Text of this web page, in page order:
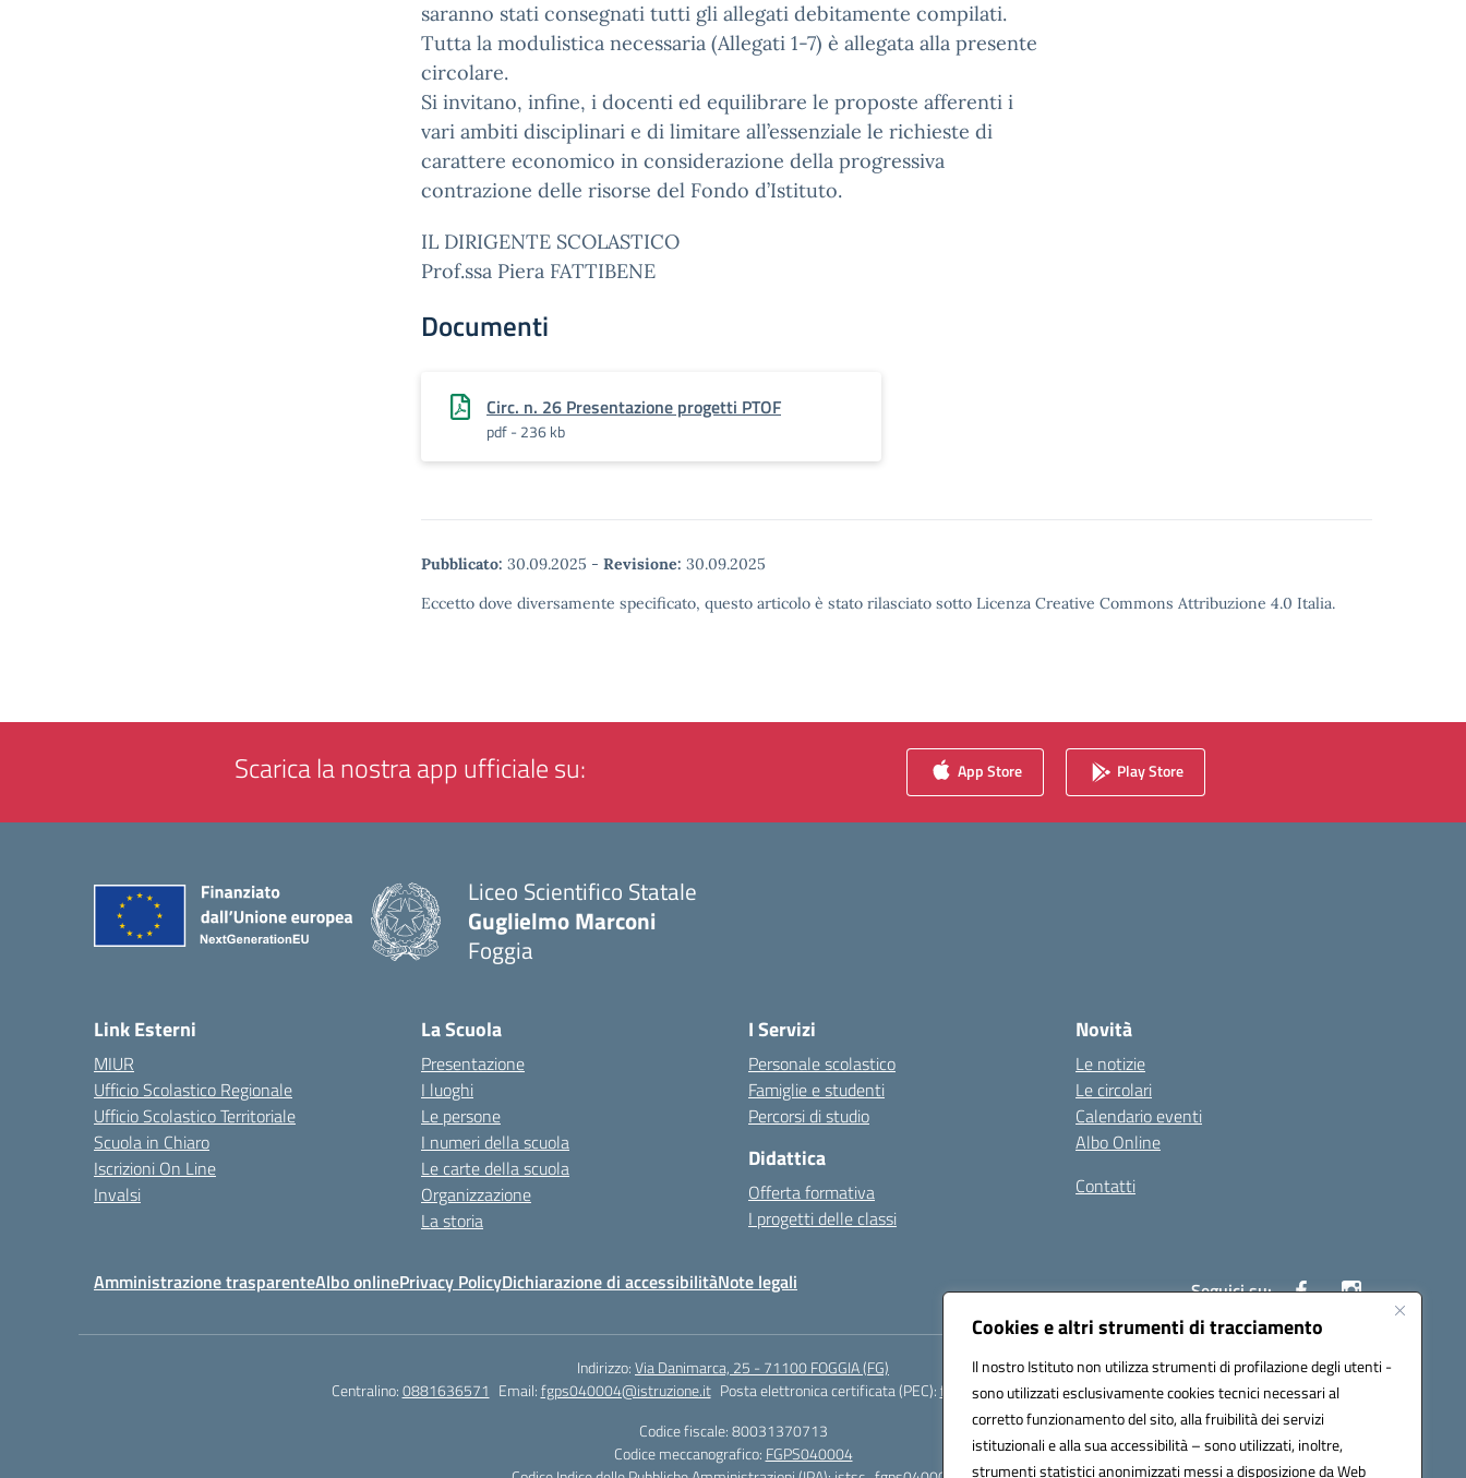
Cookies e altri strumenti di tracciamento
Il nostro Istituto non utilizza strumenti di profilazione degli utenti -
sono utilizzati esclusivamente cookies tecnici necessari al
corretto funzionamento del sito, alla fruibilità dei servizi
istituzionali e alla sua accessibilità – sono utilizzati, inoltre,
strumenti statistici anonimizzati messi a disposizione da Web
saranno stati consegnati tutti gli allegati debitamente compilati.
Tutta la modulistica necessaria (Allegati 1-7) è allegata alla presente
circolare.
Si invitano, infine, i docenti ed equilibrare le proposte afferenti i
vari ambiti disciplinari e di limitare all’essenziale le richieste di
carattere economico in considerazione della progressiva
contrazione delle risorse del Fondo d’Istituto.
IL DIRIGENTE SCOLASTICO
Prof.ssa Piera FATTIBENE
Documenti
Circ. n. 26 Presentazione progetti PTOF
pdf - 236 kb
Pubblicato: 30.09.2025 - Revisione: 30.09.2025
Eccetto dove diversamente specificato, questo articolo è stato rilasciato sotto Licenza Creative Commons Attribuzione 4.0 Italia.
Scarica la nostra app ufficiale su: App Store Play Store
Liceo Scientifico Statale
Guglielmo Marconi
Foggia
Link Esterni
MIUR
Ufficio Scolastico Regionale
Ufficio Scolastico Territoriale
Scuola in Chiaro
Iscrizioni On Line
Invalsi
La Scuola
Presentazione
I luoghi
Le persone
I numeri della scuola
Le carte della scuola
Organizzazione
La storia
I Servizi
Personale scolastico
Famiglie e studenti
Percorsi di studio
Didattica
Offerta formativa
I progetti delle classi
Novità
Le notizie
Le circolari
Calendario eventi
Albo Online
Contatti
Amministrazione trasparenteAlbo onlinePrivacy PolicyDichiarazione di accessibilitàNote legali Seguici su:
Indirizzo:Via Danimarca, 25 - 71100 FOGGIA (FG)
Centralino:0881636571 Email:fgps040004@istruzione.it Posta elettronica certificata (PEC):fgps040004@pec.istruzione.it
Codice fiscale: 80031370713
Codice meccanografico: FGPS040004